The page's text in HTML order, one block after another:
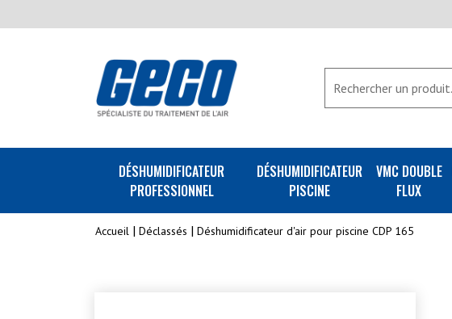
DÉSHUMIDIFICATEUR
PROFESSIONNEL
DÉSHUMIDIFICATEUR
PISCINE
VMC DOUBLE
FLUX
Accueil Déclassés Déshumidificateur d'air pour piscine CDP 165